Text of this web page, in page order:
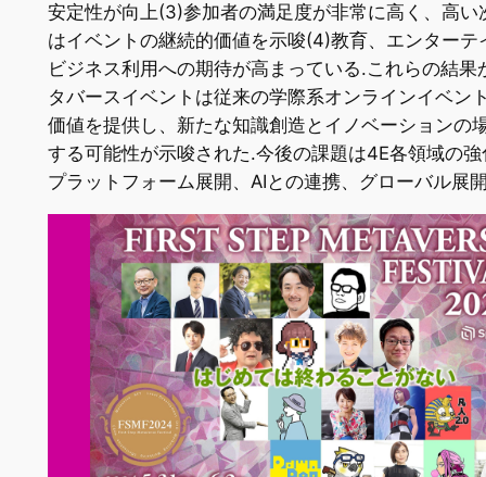
安定性が向上(3)参加者の満足度が非常に高く、高い
はイベントの継続的価値を示唆(4)教育、エンターテ
ビジネス利用への期待が高まっている.これらの結果
タバースイベントは従来の学際系オンラインイベン
価値を提供し、新たな知識創造とイノベーションの
する可能性が示唆された.今後の課題は4E各領域の
プラットフォーム展開、AIとの連携、グローバル展